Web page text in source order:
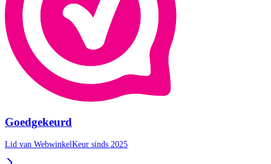
Goedgekeurd
Lid van WebwinkelKeur sinds 2025